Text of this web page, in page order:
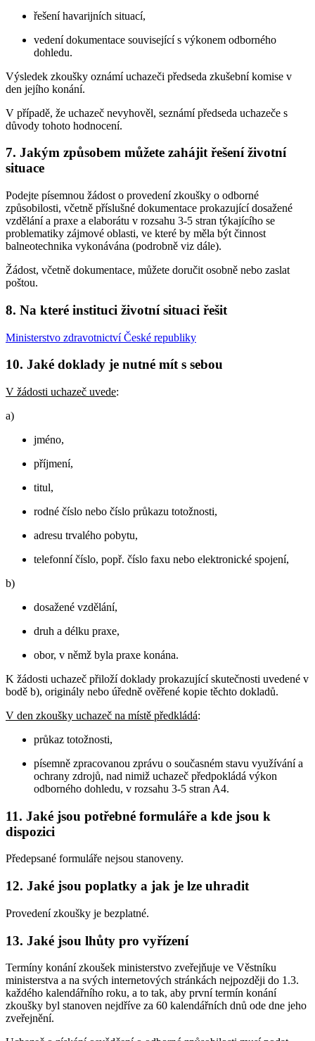
řešení havarijních situací,
vedení dokumentace související s výkonem odborného
dohledu.
Výsledek zkoušky oznámí uchazeči předseda zkušební komise v
den jejího konání.
V případě, že uchazeč nevyhověl, seznámí předseda uchazeče s
důvody tohoto hodnocení.
7. Jakým způsobem můžete zahájit řešení životní
situace
Podejte písemnou žádost o provedení zkoušky o odborné
způsobilosti, včetně příslušné dokumentace prokazující dosažené
vzdělání a praxe a elaborátu v rozsahu 3-5 stran týkajícího se
problematiky zájmové oblasti, ve které by měla být činnost
balneotechnika vykonávána (podrobně viz dále).
Žádost, včetně dokumentace, můžete doručit osobně nebo zaslat
poštou.
8. Na které instituci životní situaci řešit
Ministerstvo zdravotnictví České republiky
10. Jaké doklady je nutné mít s sebou
V žádosti uchazeč uvede:
a)
jméno,
příjmení,
titul,
rodné číslo nebo číslo průkazu totožnosti,
adresu trvalého pobytu,
telefonní číslo, popř. číslo faxu nebo elektronické spojení,
b)
dosažené vzdělání,
druh a délku praxe,
obor, v němž byla praxe konána.
K žádosti uchazeč přiloží doklady prokazující skutečnosti uvedené v
bodě b), originály nebo úředně ověřené kopie těchto dokladů.
V den zkoušky uchazeč na místě předkládá:
průkaz totožnosti,
písemně zpracovanou zprávu o současném stavu využívání a
ochrany zdrojů, nad nimiž uchazeč předpokládá výkon
odborného dohledu, v rozsahu 3-5 stran A4.
11. Jaké jsou potřebné formuláře a kde jsou k
dispozici
Předepsané formuláře nejsou stanoveny.
12. Jaké jsou poplatky a jak je lze uhradit
Provedení zkoušky je bezplatné.
13. Jaké jsou lhůty pro vyřízení
Termíny konání zkoušek ministerstvo zveřejňuje ve Věstníku
ministerstva a na svých internetových stránkách nejpozději do 1.3.
každého kalendářního roku, a to tak, aby první termín konání
zkoušky byl stanoven nejdříve za 60 kalendářních dnů ode dne jeho
zveřejnění.